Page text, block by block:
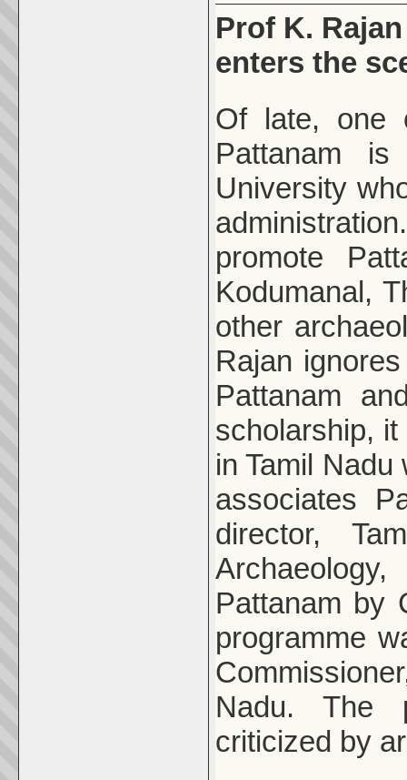
Prof K.
enters the
Of late, one
Pattanam
University
promote
Kodumanal,
other
Rajan
Pattanam
scholarship,
in Tamil
associates
director,
Pattanam by
programme
Nadu. The
criticized by